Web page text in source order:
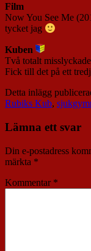
Film
Now You See Me
tycket jag
Kuben
Två totalt
Fick till det på ett
Detta inlägg
Rubiks Kub,
Lämna ett svar
Din e-postadress
märkta *
Kommentar *